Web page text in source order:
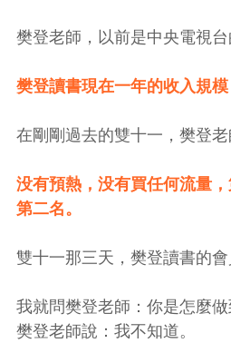
樊登老師，以前是中央電視
樊登讀書現在一年的收入規模
在剛剛過去的雙十一，樊登
没有預熱，没有買任何流量
第二名。
雙十一那三天，樊登讀書的會
我就問樊登老師：你是怎麼
樊登老師說：我不知道。